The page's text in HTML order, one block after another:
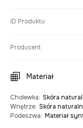
ID Produktu
Producent
Materiał
Cholewka: Skóra
Wnętrze: Skóra
Podeszwa: Materiał